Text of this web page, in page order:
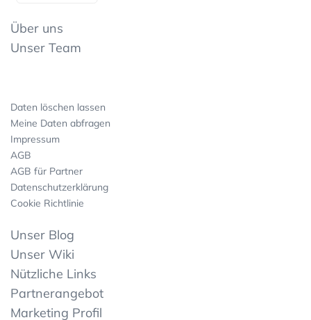
Über uns
Unser Team
Daten löschen lassen
Meine Daten abfragen
Impressum
AGB
AGB für Partner
Datenschutzerklärung
Cookie Richtlinie
Unser Blog
Unser Wiki
Nützliche Links
Partnerangebot
Marketing Profil